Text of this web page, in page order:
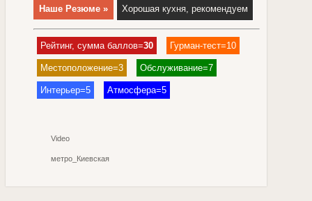
Наше Резюме » Хорошая кухня, рекомендуем
Рейтинг, сумма баллов=30 Гурман-тест=10
Местоположение=3 Обслуживание=7
Интерьер=5 Атмосфера=5
Video
метро_Киевская